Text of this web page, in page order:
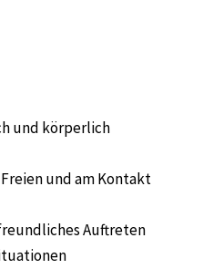
und körperlich
und am Kontakt
Auftreten